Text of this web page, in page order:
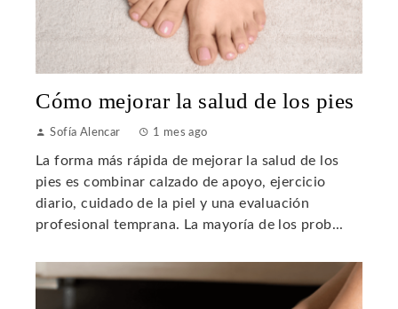
Cómo mejorar la salud de los pies
Sofía Alencar 1 mes ago
La forma más rápida de mejorar la salud de los
pies es combinar calzado de apoyo, ejercicio
diario, cuidado de la piel y una evaluación
profesional temprana. La mayoría de los prob...